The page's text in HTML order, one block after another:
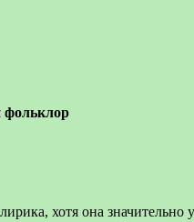
хотя она